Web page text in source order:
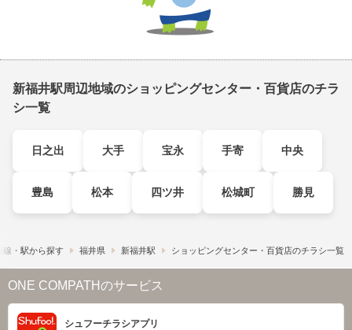
新福井駅周辺地域のショッピングセンター・百貨店のチラ
シ一覧
日之出 大手 宝永 手寄 中央
豊島 松本 四ツ井 松城町 勝見
線・駅から探す 福井県 新福井駅 ショッピングセンター・百貨店のチラシ一覧
ONE COMPATHのサービス
シュフーチラシアプリ